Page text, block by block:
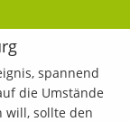
spannend
die Umstände
will, sollte den